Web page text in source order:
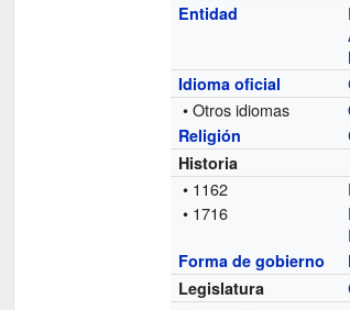
Entidad
Idioma oficial
• Otros idiomas
Religión
Historia
• 1162
• 1716
Forma de gobierno
Legislatura